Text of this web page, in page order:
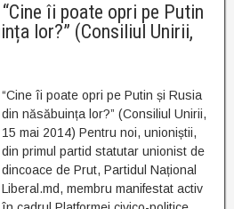
îi poate opri pe Putin
lor?” (Consiliul Unirii,
“Cine îi poate opri pe Putin și Rusia
din năsăbuința lor?” (Consiliul Unirii,
15 mai 2014) Pentru noi, unioniștii,
din primul partid statutar unionist de
dincoace de Prut, Partidul Național
Liberal.md, membru manifestat activ